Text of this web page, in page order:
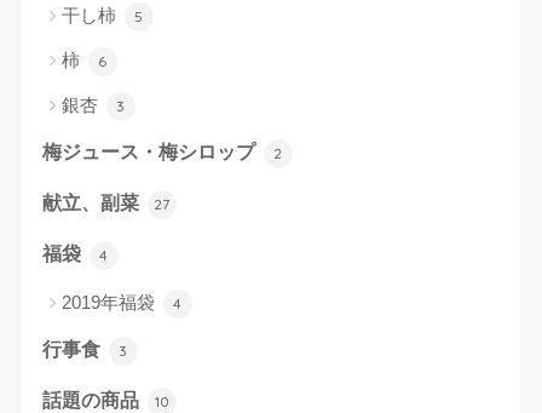
干し柿 5
柿 6
銀杏 3
梅ジュース・梅シロップ 2
献立、副菜 27
福袋 4
2019年福袋 4
行事食 3
話題の商品 10